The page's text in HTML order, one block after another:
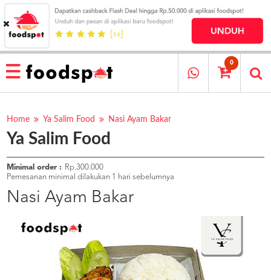
HOME
MENU
RESTAURANT
PESAN
OUR
COMPANY
KATA
MEREKA
KATALOG
PROGRAM
0
Home Ya Salim Food Nasi Ayam Bakar
Ya Salim Food
Minimal order :
Rp.300.000
Pemesanan minimal dilakukan 1 hari sebelumnya
Nasi Ayam Bakar